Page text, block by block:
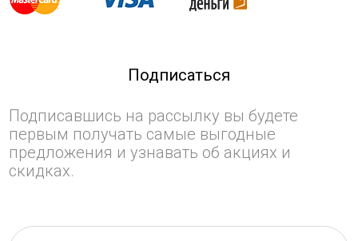
Подписаться
Подписавшись на рассылку вы будете
первым получать самые выгодные
предложения и узнавать об акциях и
скидках.